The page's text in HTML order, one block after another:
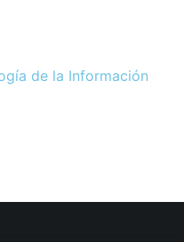
de la Información